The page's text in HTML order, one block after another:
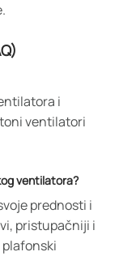
i
ventilatori
ventilatora?
prednosti i
pristupačniji i
plafonski